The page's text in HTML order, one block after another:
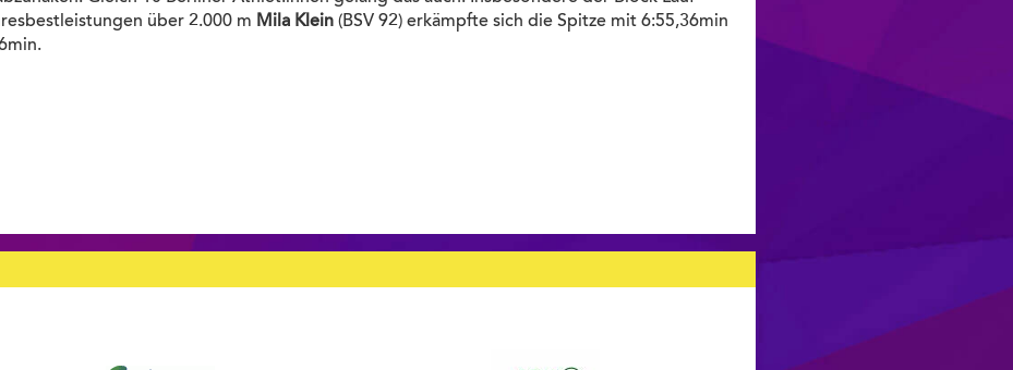
über 2.000 m Mila Klein (BSV 92) erkämpfte sich die Spitze mit 6:55,36min